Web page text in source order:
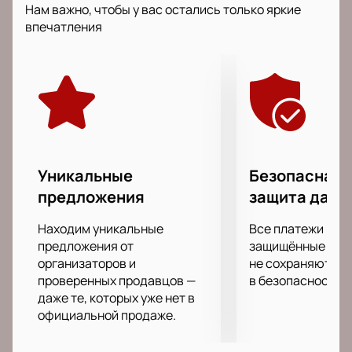
Часто оркестр своей игрой сопровождает
театральные постановки, участвует в концертах
становились лауреатами многочисленных премий,
в том числе и международного уровня.
Не пропустите этот потрясающий вечер
классической музыки в исполнении настоящих
Нам важно, чтобы у вас остались только яркие
впечатления
Уникальные
предложения
Находим уникальные
предложения от
организаторов и
проверенных продавцов —
даже те, которых уже нет в
официальной продаже.
Безопасная
защита
Все платежи
защищённые
не сохраняются
в безопасности.